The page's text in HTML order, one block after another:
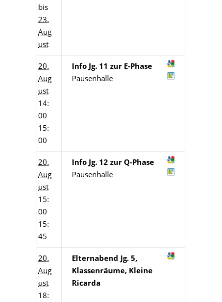
bis
23.
Aug
ust
20.
Aug
ust
14:
00
15:
00
Info Jg. 11 zur E-Phase
Pausenhalle
20.
Aug
ust
15:
00
15:
45
Info Jg. 12 zur Q-Phase
Pausenhalle
20.
Aug
ust
18:
Elternabend Jg. 5,
Klassenräume, Kleine
Ricarda